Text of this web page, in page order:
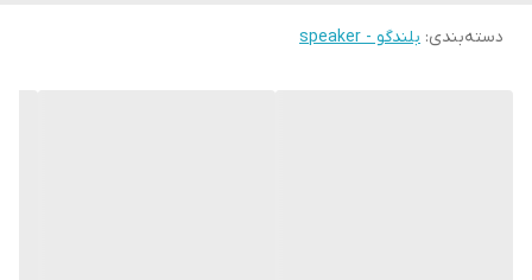
دسته‌بندی: بلندگو - speaker